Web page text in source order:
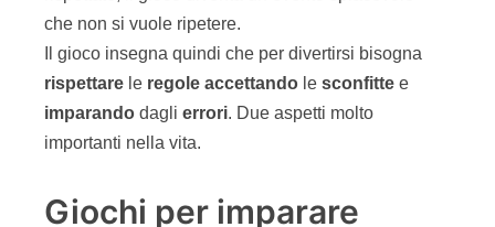
Quello che facciamo noi con i giochi è la stessa
cosa: impariamo e viviamo con tutti i sensi nuove
esperienze.
con mano